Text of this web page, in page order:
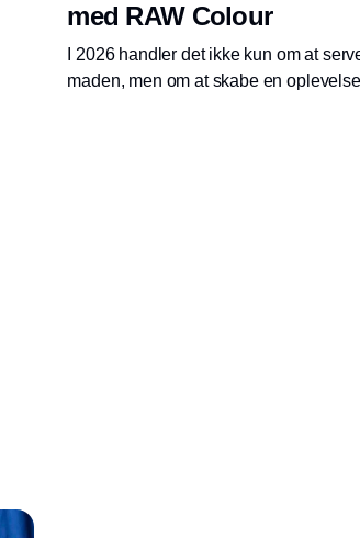
med RAW Colour
I 2026 handler det ikke kun om at
maden, men om at skabe en